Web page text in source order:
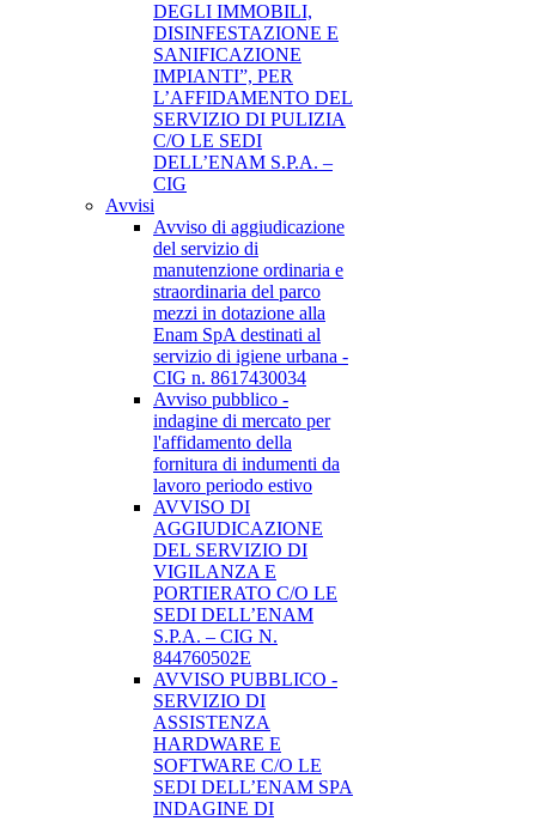
DEGLI IMMOBILI,
DISINFESTAZIONE E
SANIFICAZIONE
IMPIANTI”, PER
L’AFFIDAMENTO DEL
SERVIZIO DI PULIZIA
C/O LE SEDI
DELL’ENAM S.P.A. –
CIG
Avvisi
Avviso di aggiudicazione
del servizio di
manutenzione ordinaria e
straordinaria del parco
mezzi in dotazione alla
Enam SpA destinati al
servizio di igiene urbana -
CIG n. 8617430034
Avviso pubblico -
indagine di mercato per
l'affidamento della
fornitura di indumenti da
lavoro periodo estivo
AVVISO DI
AGGIUDICAZIONE
DEL SERVIZIO DI
VIGILANZA E
PORTIERATO C/O LE
SEDI DELL’ENAM
S.P.A. – CIG N.
844760502E
AVVISO PUBBLICO -
SERVIZIO DI
ASSISTENZA
HARDWARE E
SOFTWARE C/O LE
SEDI DELL’ENAM SPA
INDAGINE DI